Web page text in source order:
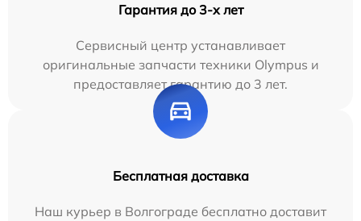
Гарантия до 3-х лет
Сервисный центр устанавливает
оригинальные запчасти техники Olympus и
предоставляет гарантию до 3 лет.
Бесплатная доставка
Наш курьер в Волгограде бесплатно доставит